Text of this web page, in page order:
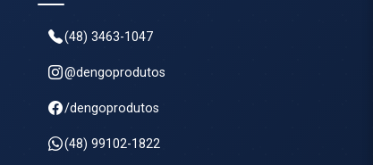
(48) 3463-1047
@dengoprodutos
/dengoprodutos
(48) 99102-1822